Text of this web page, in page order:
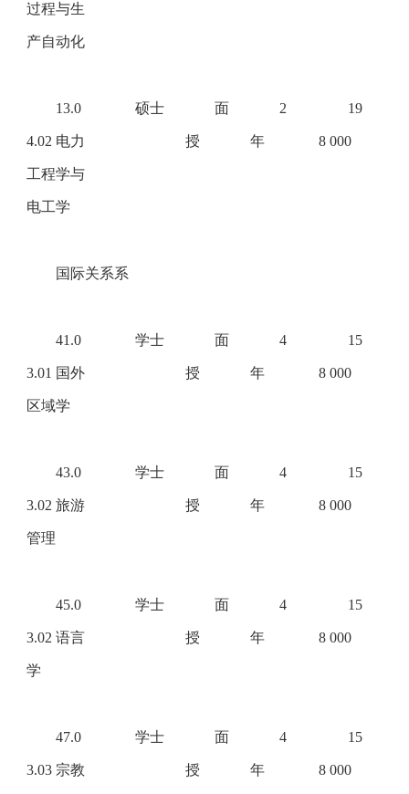
过程与生
产自动化
13.0
4.02 电力
工程学与
电工学
硕士 面
授
2
年
19
8 000
国际关系系
41.0
3.01 国外
区域学
学士 面
授
4
年
15
8 000
43.0
3.02 旅游
管理
学士 面
授
4
年
15
8 000
45.0
3.02 语言
学
学士 面
授
4
年
15
8 000
47.0
3.03 宗教
学士 面
授
4
年
15
8 000